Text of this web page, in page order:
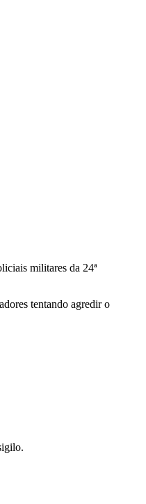
militares da 24ª
tentando agredir o